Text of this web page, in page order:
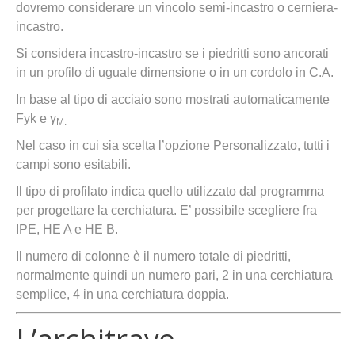
dovremo considerare un vincolo semi-incastro o cerniera-
incastro.
Si considera incastro-incastro se i piedritti sono ancorati
in un profilo di uguale dimensione o in un cordolo in C.A.
In base al tipo di acciaio sono mostrati automaticamente
Fyk e γM.
Nel caso in cui sia scelta l’opzione Personalizzato, tutti i
campi sono esitabili.
Il tipo di profilato indica quello utilizzato dal programma
per progettare la cerchiatura. E’ possibile scegliere fra
IPE, HE A e HE B.
Il numero di colonne è il numero totale di piedritti,
normalmente quindi un numero pari, 2 in una cerchiatura
semplice, 4 in una cerchiatura doppia.